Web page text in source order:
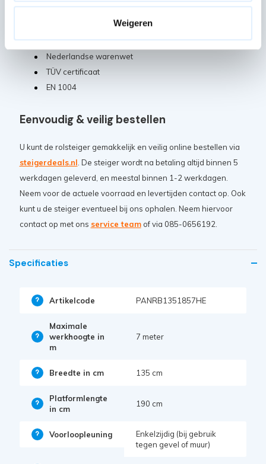
Weigeren
De Panthera Basis rolsteiger beschikt over de volgende
Nederlandse warenwet
TÜV certificaat
EN 1004
Eenvoudig & veilig bestellen
U kunt de rolsteiger gemakkelijk en veilig online bestellen via
steigerdeals.nl . De steiger wordt na betaling altijd binnen 5
werkdagen geleverd, en meestal binnen 1-2 werkdagen.
Neem voor de actuele voorraad en levertijden contact op. Ook
kunt u de steiger eventueel bij ons ophalen. Neem hiervoor
contact op met ons service teamof via 085-0656192.
Specificaties
Artikelcode PANRB1351857HE
Maximale
werkhoogte in
m
7 meter
Breedte in cm 135 cm
Platformlengte
in cm
190 cm
Voorloopleuning
Enkelzijdig (bij gebruik
tegen gevel of muur)